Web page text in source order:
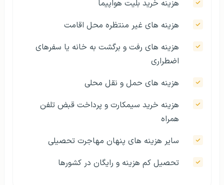
هزینه خرید بلیت هواپیما
هزینه های غیر منتظره محل اقامت
هزینه های رفت و برگشت به خانه یا سفرهای
اضطراری
هزینه های حمل و نقل محلی
هزینه خرید سیمکارت و پرداخت قبض تلفن
همراه
سایر هزینه های پنهان مهاجرت تحصیلی
تحصیل کم هزینه و رایگان در کشورها